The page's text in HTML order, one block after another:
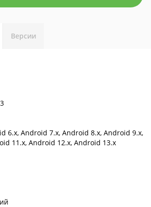
Версии
6.x, Android 7.x, Android 8.x, Android 9.x,
11.x, Android 12.x, Android 13.x